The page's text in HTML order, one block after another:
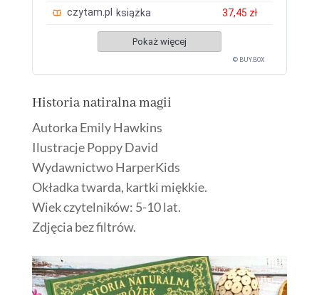
czytam.pl
książka 37,45 zł
Pokaż więcej
© BUY.BOX
Historia natiralna magii
Autorka Emily Hawkins
Ilustracje Poppy David
Wydawnictwo HarperKids
Okładka twarda, kartki miękkie.
Wiek czytelników: 5-10 lat.
Zdjęcia bez filtrów.